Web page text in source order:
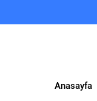
Anasayfa